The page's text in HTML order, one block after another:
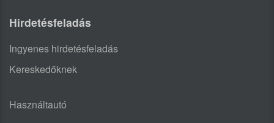
Hirdetésfeladás
Ingyenes hirdetésfeladás
Kereskedőknek
Használtautó